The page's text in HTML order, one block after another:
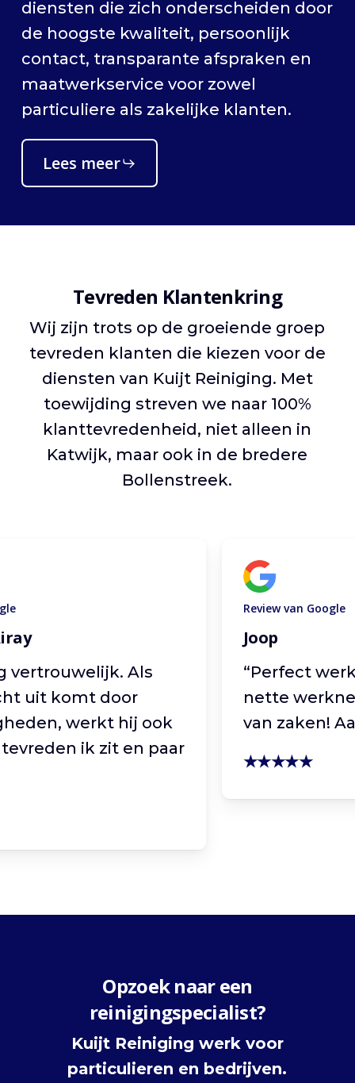
diensten die zich onderscheiden door
de hoogste kwaliteit, persoonlijk
contact, transparante afspraken en
maatwerkservice voor zowel
particuliere als zakelijke klanten.
Lees meer
Tevreden Klantenkring
Wij zijn trots op de groeiende groep
tevreden klanten die kiezen voor de
diensten van Kuijt Reiniging. Met
toewijding streven we naar 100%
klanttevredenheid, niet alleen in
Katwijk, maar ook in de bredere
Bollenstreek.
Als
door
werkt hij ook
ik zit en paar
Review van Google
“Perfect werk
nette werknemers
van zaken!
★★★★★
Opzoek naar een
reinigingspecialist?
Kuijt Reiniging werk voor
particulieren en bedrijven.